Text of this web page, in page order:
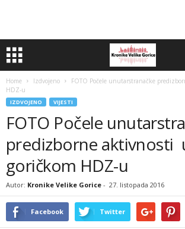
Home Izdvojeno
FOTO Počele unutarstranačke
HDZ-u
IZDVOJENO VIJESTI
FOTO Počele
predizborne aktivnosti
goričkom HDZ-u
Autor: Kronike Velike Gorice - 27. listopada 2016
Facebook Twitter